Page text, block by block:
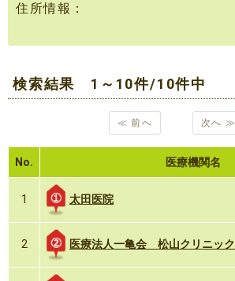
住所情報：
検索結果 1～10件/10件中
≪ 前へ 次へ ≫
No. 医療機関名
1 太田医院
2 医療法人一亀会 松山クリニック